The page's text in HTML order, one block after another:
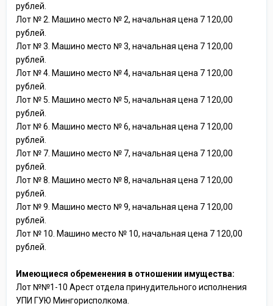
рублей.
Лот № 2. Машино место № 2, начальная цена 7 120,00
рублей.
Лот № 3. Машино место № 3, начальная цена 7 120,00
рублей.
Лот № 4. Машино место № 4, начальная цена 7 120,00
рублей.
Лот № 5. Машино место № 5, начальная цена 7 120,00
рублей.
Лот № 6. Машино место № 6, начальная цена 7 120,00
рублей.
Лот № 7. Машино место № 7, начальная цена 7 120,00
рублей.
Лот № 8. Машино место № 8, начальная цена 7 120,00
рублей.
Лот № 9. Машино место № 9, начальная цена 7 120,00
рублей.
Лот № 10. Машино место № 10, начальная цена 7 120,00
рублей.
Имеющиеся обременения в отношении имущества:
Лот №№1-10 Арест отдела принудительного исполнения
УПИ ГУЮ Мингорисполкома.